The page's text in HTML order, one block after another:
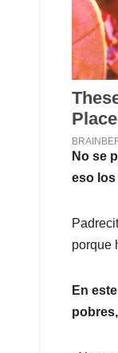
No se
eso los
porque
En